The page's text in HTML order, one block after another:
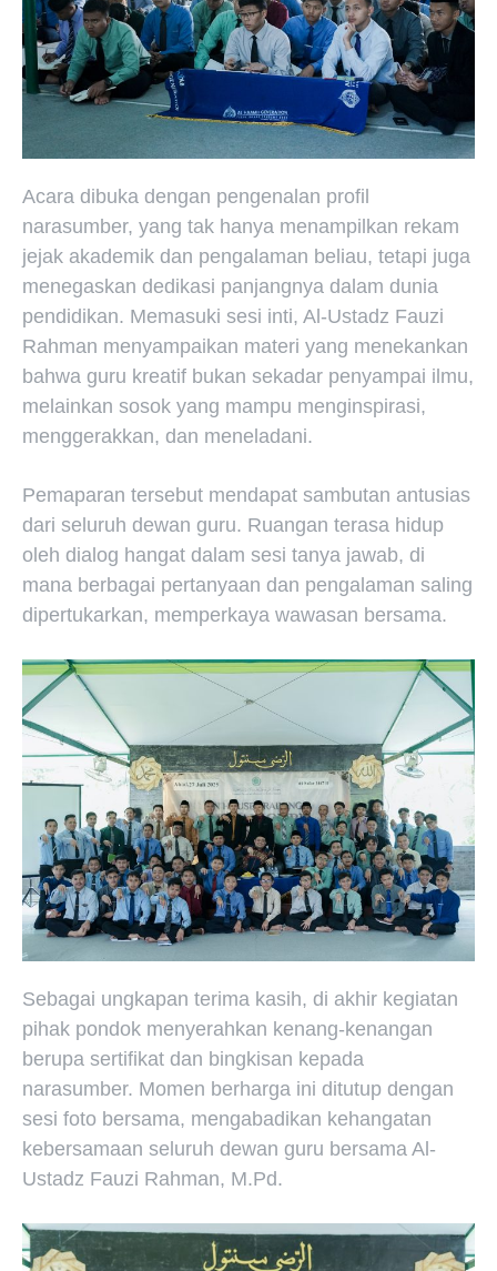
Acara dibuka dengan pengenalan profil
narasumber, yang tak hanya menampilkan rekam
jejak akademik dan pengalaman beliau, tetapi juga
menegaskan dedikasi panjangnya dalam dunia
pendidikan. Memasuki sesi inti, Al-Ustadz Fauzi
Rahman menyampaikan materi yang menekankan
bahwa guru kreatif bukan sekadar penyampai ilmu,
melainkan sosok yang mampu menginspirasi,
menggerakkan, dan meneladani.
Pemaparan tersebut mendapat sambutan antusias
dari seluruh dewan guru. Ruangan terasa hidup
oleh dialog hangat dalam sesi tanya jawab, di
mana berbagai pertanyaan dan pengalaman saling
dipertukarkan, memperkaya wawasan bersama.
Sebagai ungkapan terima kasih, di akhir kegiatan
pihak pondok menyerahkan kenang-kenangan
berupa sertifikat dan bingkisan kepada
narasumber. Momen berharga ini ditutup dengan
sesi foto bersama, mengabadikan kehangatan
kebersamaan seluruh dewan guru bersama Al-
Ustadz Fauzi Rahman, M.Pd.